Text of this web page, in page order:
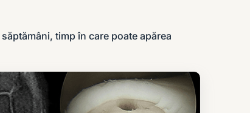
timp în care poate apărea